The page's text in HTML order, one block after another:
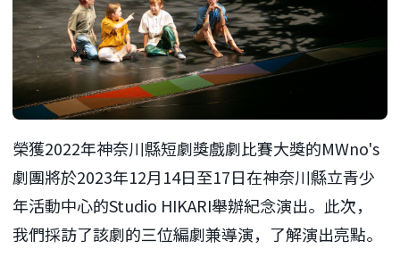
榮獲2022年神奈川縣短劇獎戲劇比賽大獎的MWno's
劇團將於2023年12月14日至17日在神奈川縣立青少
年活動中心的Studio HIKARI舉辦紀念演出。此次，
我們採訪了該劇的三位編劇兼導演，了解演出亮點。